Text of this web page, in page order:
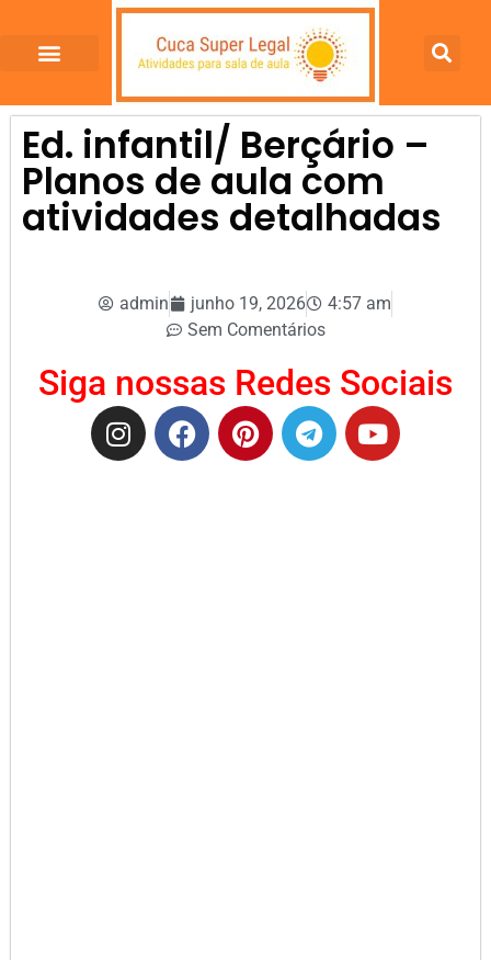
Ed. infantil/ Berçário –
Planos de aula com
atividades detalhadas
admin junho 19, 2026
4:57 am
Sem Comentários
Siga nossas Redes Sociais